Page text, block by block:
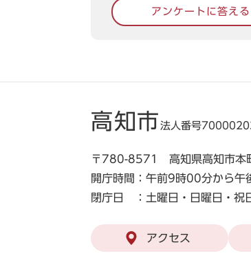
アンケートに答える
高知市 法人番号
〒780-8571 高知県高知市本
開庁時間：午前9時00分から午
閉庁日 ：土曜日・日曜日・祝
アクセス